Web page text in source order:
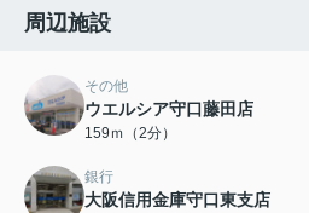
周辺施設
その他
ウエルシア守口藤田店
159ｍ（2分）
銀行
大阪信用金庫守口東支店